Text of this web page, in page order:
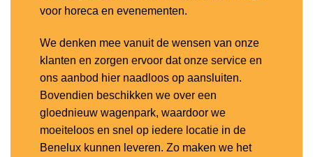
voor horeca en evenementen.
We denken mee vanuit de wensen van onze
klanten en zorgen ervoor dat onze service en
ons aanbod hier naadloos op aansluiten.
Bovendien beschikken we over een
gloednieuw wagenpark, waardoor we
moeiteloos en snel op iedere locatie in de
Benelux kunnen leveren. Zo maken we het